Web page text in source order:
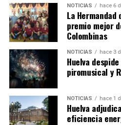
SEXTA CORRIDA DE LAS
2026
hace 3 días· Huelvatv
NOTICIAS hace 6
La
premio mejor
Colombinas
NOTICIAS hace 3
Huelva
piromusical y
NOTICIAS hace 1
Huelva
eficiencia